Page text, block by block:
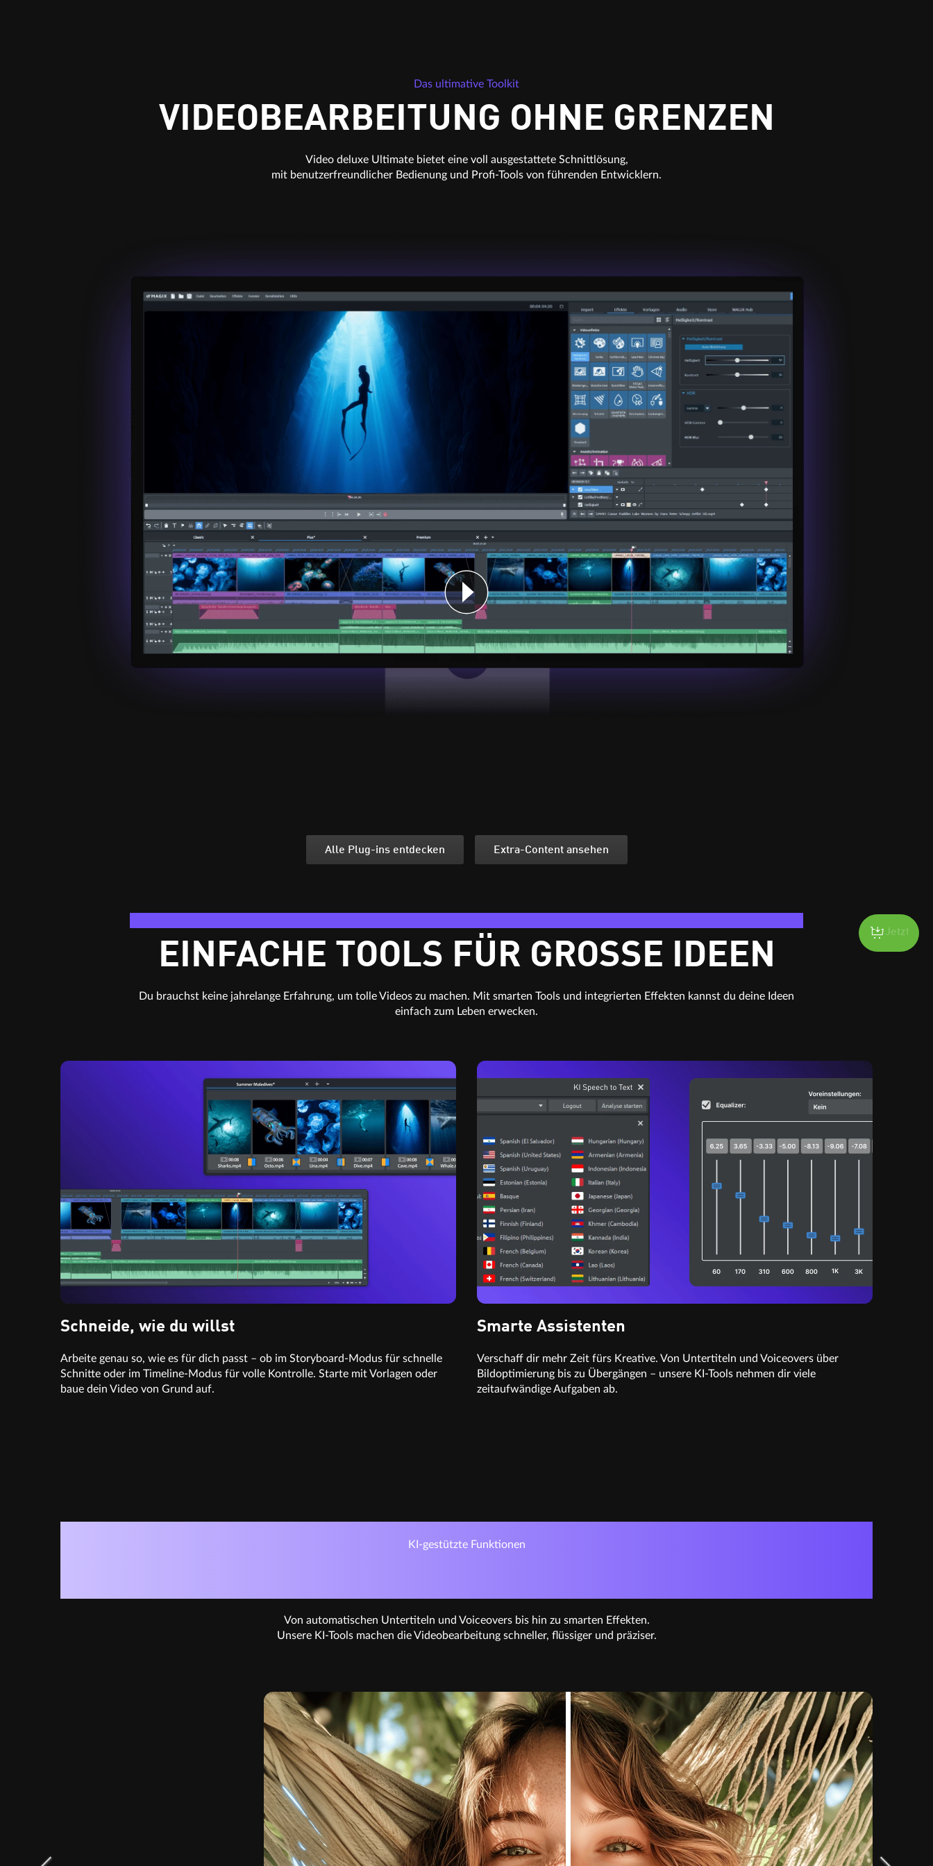
Das ultimative Toolkit
VIDEOBEARBEITUNG OHNE GRENZEN
Video deluxe Ultimate bietet eine voll ausgestattete Schnittlösung,
mit benutzerfreundlicher Bedienung und Profi-Tools von führenden Entwicklern.
Alle Plug-ins entdecken Extra-Content ansehen
EINFACHE TOOLS FÜR GROSSE IDEEN
Du brauchst keine jahrelange Erfahrung, um tolle Videos zu machen. Mit smarten Tools und integrierten Effekten kannst du deine Ideen
einfach zum Leben erwecken.
Schneide, wie du willst
Arbeite genau so, wie es für dich passt – ob im Storyboard-Modus für schnelle
Schnitte oder im Timeline-Modus für volle Kontrolle. Starte mit Vorlagen oder
baue dein Video von Grund auf.
Smarte Assistenten
Verschaff dir mehr Zeit fürs Kreative. Von Untertiteln und Voiceovers über
Bildoptimierung bis zu Übergängen – unsere KI-Tools nehmen dir viele
zeitaufwändige Aufgaben ab.
KI-gestützte Funktionen
Von automatischen Untertiteln und Voiceovers bis hin zu smarten Effekten.
Unsere KI-Tools machen die Videobearbeitung schneller, flüssiger und präziser.